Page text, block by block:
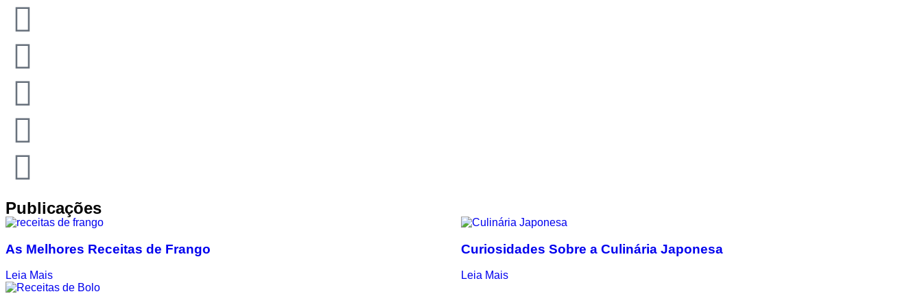
Publicações
As Melhores Receitas de Frango
Leia Mais
Curiosidades Sobre a Culinária Japonesa
Leia Mais